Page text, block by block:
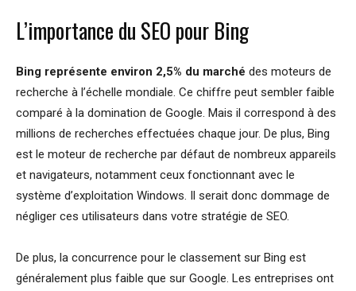
L’importance du SEO pour Bing
Bing représente environ 2,5% du marché des moteurs de
recherche à l’échelle mondiale. Ce chiffre peut sembler faible
comparé à la domination de Google. Mais il correspond à des
millions de recherches effectuées chaque jour. De plus, Bing
est le moteur de recherche par défaut de nombreux appareils
et navigateurs, notamment ceux fonctionnant avec le
système d’exploitation Windows. Il serait donc dommage de
négliger ces utilisateurs dans votre stratégie de SEO.
De plus, la concurrence pour le classement sur Bing est
généralement plus faible que sur Google. Les entreprises ont